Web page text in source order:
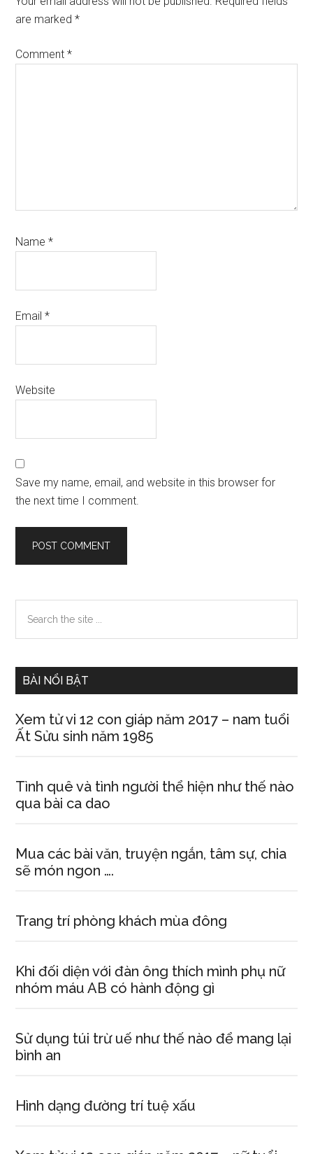
are marked*
Comment*
Name*
Email*
Website
Save my name, email, and website in this browser for
the next time I comment.
Primary
Sidebar
the
BÀI NỔI BẬT
Xem tử vi 12 con giáp năm 2017 – nam tuổi
Ất Sửu sinh năm 1985
Tình quê và tình người thể hiện như thế nào
qua bài ca dao
Mua các bài văn, truyện ngắn, tâm sự, chia
sẽ món ngon ….
Trang trí phòng khách mùa đông
Khi đối diện với đàn ông thích mình phụ nữ
nhóm máu AB có hành động gì
Sử dụng túi trừ uế như thế nào để mang lại
bình an
Hình dạng đường trí tuệ xấu